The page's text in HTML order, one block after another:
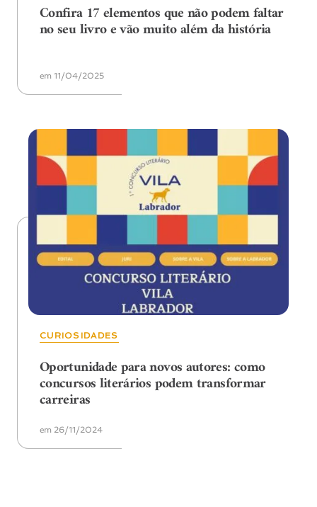
Confira 17 elementos que não podem faltar
no seu livro e vão muito além da história
em 11/04/2025
CURIOSIDADES
Oportunidade para novos autores: como
concursos literários podem transformar
carreiras
em 26/11/2024